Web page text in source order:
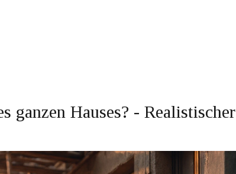
ganzen Hauses? - Realistischer